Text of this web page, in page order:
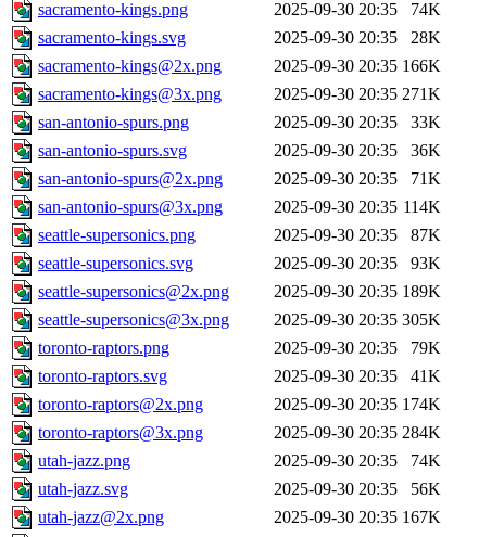
sacramento-kings.png
2025-09-30 20:35
74K
sacramento-kings.svg
2025-09-30 20:35
28K
sacramento-kings@2x.png
2025-09-30 20:35 166K
sacramento-kings@3x.png
2025-09-30 20:35 271K
san-antonio-spurs.png
2025-09-30 20:35
33K
san-antonio-spurs.svg
2025-09-30 20:35
36K
san-antonio-spurs@2x.png
2025-09-30 20:35
71K
san-antonio-spurs@3x.png
2025-09-30 20:35 114K
seattle-supersonics.png
2025-09-30 20:35
87K
seattle-supersonics.svg
2025-09-30 20:35
93K
seattle-supersonics@2x.png
2025-09-30 20:35 189K
seattle-supersonics@3x.png
2025-09-30 20:35 305K
toronto-raptors.png
2025-09-30 20:35
79K
toronto-raptors.svg
2025-09-30 20:35
41K
toronto-raptors@2x.png
2025-09-30 20:35 174K
toronto-raptors@3x.png
2025-09-30 20:35 284K
utah-jazz.png
2025-09-30 20:35
74K
utah-jazz.svg
2025-09-30 20:35
56K
utah-jazz@2x.png
2025-09-30 20:35 167K